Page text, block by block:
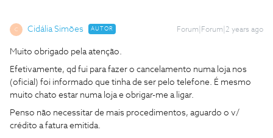
C Cidália Simões AUTOR Forum|Forum|2 years ago
Muito obrigado pela atenção.
Efetivamente, qd fui para fazer o cancelamento numa loja nos
(oficial) foi informado que tinha de ser pelo telefone. É mesmo
muito chato estar numa loja e obrigar-me a ligar.
Penso não necessitar de mais procedimentos, aguardo o v/
crédito a fatura emitida.